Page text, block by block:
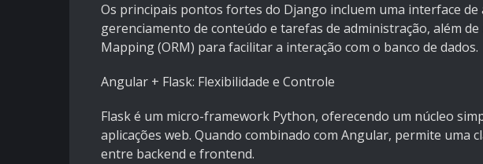
Os principais pontos fortes do Django incluem uma interface
gerenciamento de conteúdo e tarefas de administração, além
Mapping (ORM) para facilitar a interação com o banco de dados.
Angular + Flask: Flexibilidade e Controle
Flask é um micro-framework Python, oferecendo um núcleo
aplicações web. Quando combinado com Angular, permite uma
entre backend e frontend.